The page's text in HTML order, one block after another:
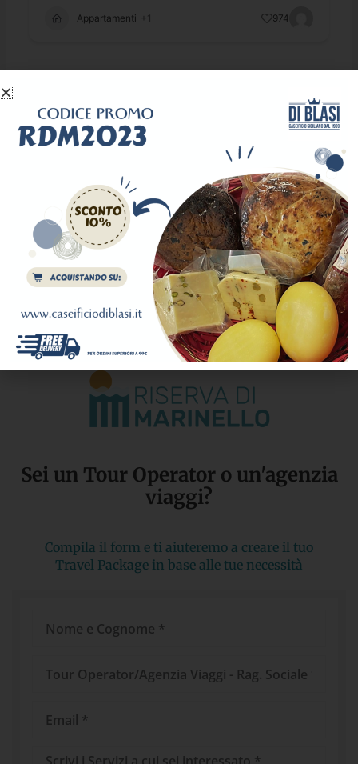
Appartamenti +1 974
Il nostro network.
Travel makes you happy.
Sei un Tour Operator o un'agenzia
viaggi?​
Compila il form e ti aiuteremo a creare il tuo
Travel Package in base alle tue necessità
Operator/Agenzia
Messaggio